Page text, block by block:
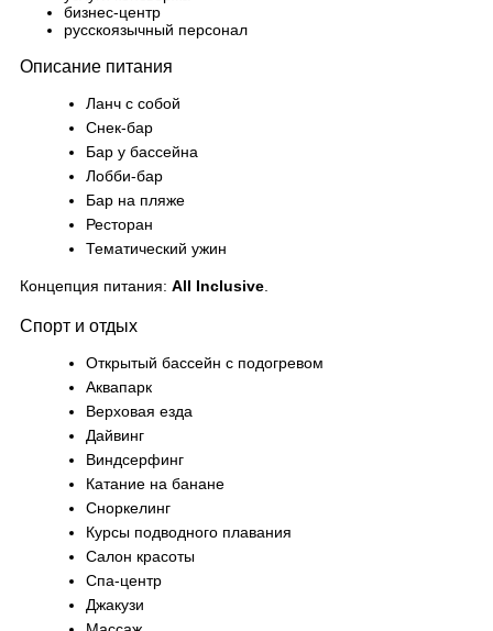
бизнес-центр
русскоязычный персонал
Описание питания
Ланч с собой
Снек-бар
Бар у бассейна
Лобби-бар
Бар на пляже
Ресторан
Тематический ужин
Концепция питания: All Inclusive
Спорт и отдых
Открытый бассейн с подогревом
Аквапарк
Верховая езда
Дайвинг
Виндсерфинг
Катание на банане
Сноркелинг
Курсы подводного плавания
Салон красоты
Спа-центр
Джакузи